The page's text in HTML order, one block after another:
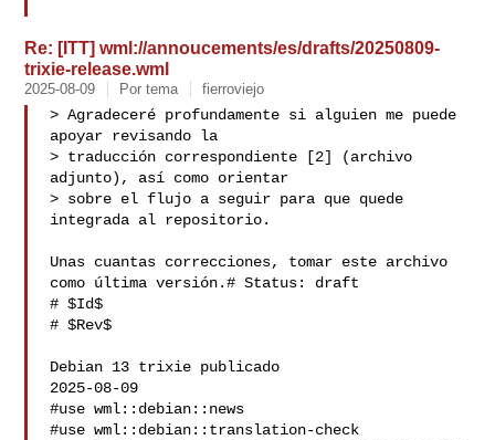
Re: [ITT] wml://annoucements/es/drafts/20250809-
trixie-release.wml
2025-08-09 Por tema fierroviejo
> Agradeceré profundamente si alguien me puede
apoyar revisando la
> traducción correspondiente [2] (archivo
adjunto), así como orientar
> sobre el flujo a seguir para que quede
integrada al repositorio.
Unas cuantas correcciones, tomar este archivo
como última versión.# Status: draft
# $Id$
# $Rev$
Debian 13 trixie publicado
2025-08-09
#use wml::debian::news
#use wml::debian::translation-check